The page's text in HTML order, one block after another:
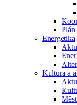
Plán
Energetika
Kultura a